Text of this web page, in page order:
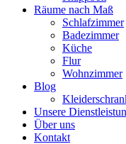
Räume nach Maß
Schlafzimmer
Badezimmer
Küche
Flur
Wohnzimmer
Blog
Unsere
Über uns
Kontakt